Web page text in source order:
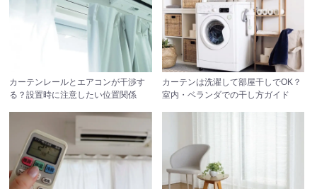
カーテンレールとエアコンが干渉す
る？設置時に注意したい位置関係
カーテンは洗濯して部屋干しでOK？
室内・ベランダでの干し方ガイド